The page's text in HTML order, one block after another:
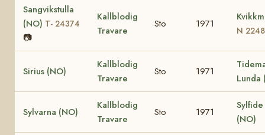
Sangvikstulla
(NO) T- 24374
📷
Kallblodig
Travare
Sto 1971
N
Sirius (NO)
Kallblodig
Travare
Sto 1971
Lunda
Sylvarna (NO)
Kallblodig
Travare
Sto 1971
(NO)